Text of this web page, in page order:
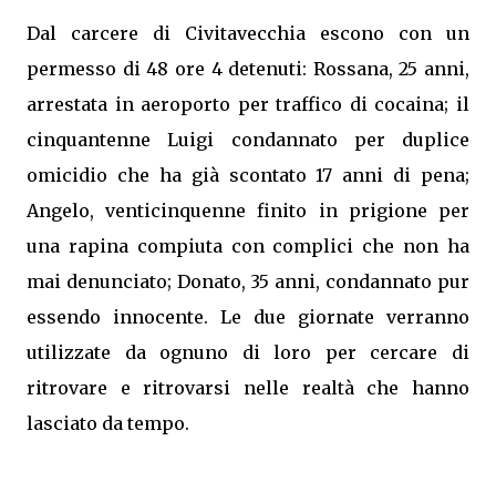
Dal carcere di Civitavecchia escono con un
permesso di 48 ore 4 detenuti: Rossana, 25 anni,
arrestata in aeroporto per traffico di cocaina; il
cinquantenne Luigi condannato per duplice
omicidio che ha già scontato 17 anni di pena;
Angelo, venticinquenne finito in prigione per
una rapina compiuta con complici che non ha
mai denunciato; Donato, 35 anni, condannato pur
essendo innocente. Le due giornate verranno
utilizzate da ognuno di loro per cercare di
ritrovare e ritrovarsi nelle realtà che hanno
lasciato da tempo.